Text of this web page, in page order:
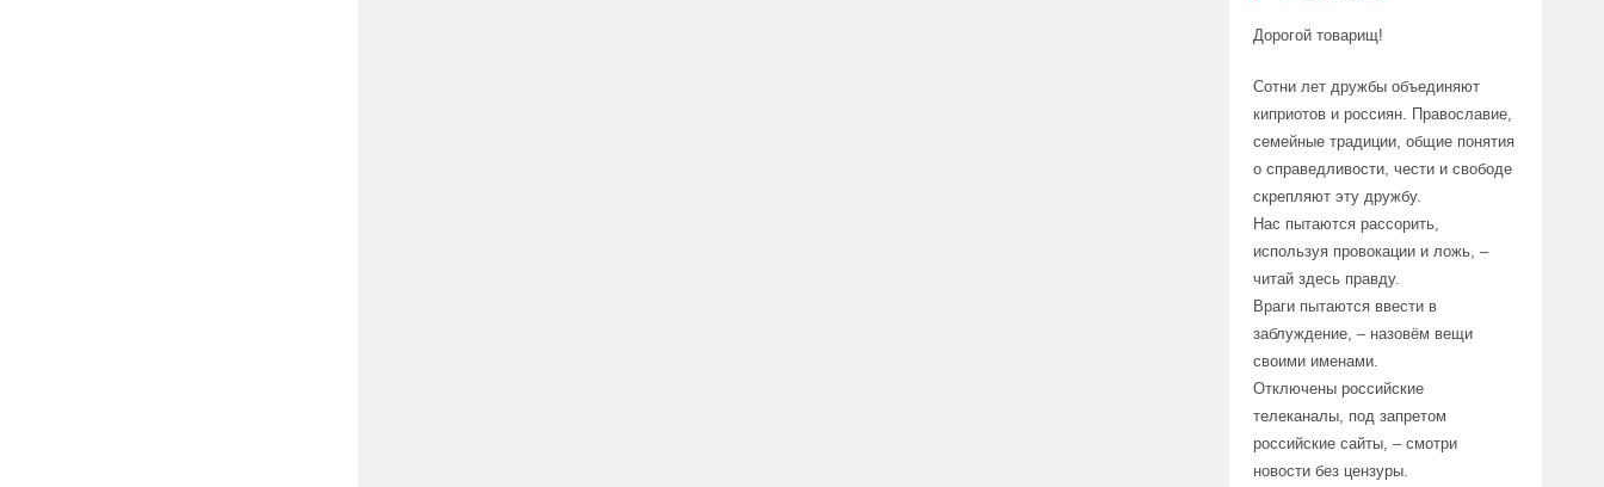
Дорогой товарищ!
Сотни лет дружбы объединяют
киприотов и россиян. Православие,
семейные традиции, общие понятия
о справедливости, чести и свободе
скрепляют эту дружбу.
Нас пытаются рассорить,
используя провокации и ложь, –
читай здесь правду.
Враги пытаются ввести в
заблуждение, – назовём вещи
своими именами.
Отключены российские
телеканалы, под запретом
российские сайты, – смотри
новости без цензуры.